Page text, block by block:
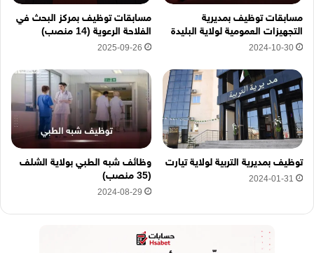
ه
ن
ا
مسابقات توظيف بمديرية
التجهيزات العمومية لولاية البليدة
2024-10-30
مسابقات توظيف بمركز البحث في
الفلاحة الرعوية (14 منصب)
2025-09-26
توظيف بمديرية التربية لولاية تيارت
2024-01-31
وظائف شبه الطبي بولاية الشلف
(35 منصب)
2024-08-29